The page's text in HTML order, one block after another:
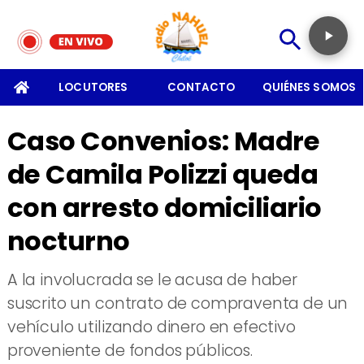
LOCUTORES CONTACTO QUIÉNES SOMOS
Caso Convenios: Madre
de Camila Polizzi queda
con arresto domiciliario
nocturno
A la involucrada se le acusa de haber
suscrito un contrato de compraventa de un
vehículo utilizando dinero en efectivo
proveniente de fondos públicos.